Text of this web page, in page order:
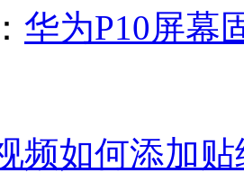
华为P10屏幕
频如何添加贴